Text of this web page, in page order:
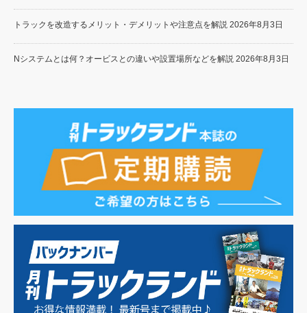
トラックを改造するメリット・デメリットや注意点を解説 2026年8月3日
Nシステムとは何？オービスとの違いや設置場所などを解説 2026年8月3日